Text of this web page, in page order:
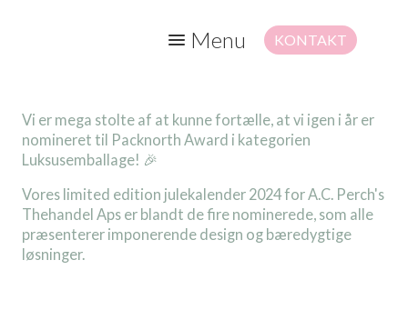
Menu KONTAKT
Vi er mega stolte af at kunne fortælle, at vi igen i år er
nomineret til Packnorth Award i kategorien
Luksusemballage! 🎉
Vores limited edition julekalender 2024 for A.C. Perch's
Thehandel Aps er blandt de fire nominerede, som alle
præsenterer imponerende design og bæredygtige
løsninger.